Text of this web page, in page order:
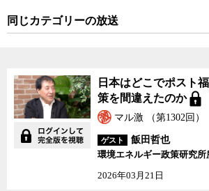
の問題が、国会事故調の黒川清委員長による
い。また、実際にそうした反省に立って、対
も見られない。特に安倍政権は、より厳しい
だから、原子力規制委員会の審査にパスした
が当たり前であるとの立場を取っている。元
身で、今回の事故で全く役立たずの烙印を押
だった。それが今回の事故ではまるで機能し
同じカテゴリーの放送
日本はどこでポスト
策を間違えたのか
マル激 （第1302回）
ゲスト
飯田哲也
環境エネルギー政策研究所
2026年03月21日